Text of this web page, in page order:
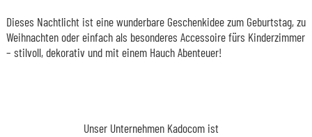
Unser Unternehmen Kadocom ist
Dieses Nachtlicht ist eine wunderbare Geschenkidee zum Geburtstag, zu
Weihnachten oder einfach als besonderes Accessoire fürs Kinderzimmer
– stilvoll, dekorativ und mit einem Hauch Abenteuer!